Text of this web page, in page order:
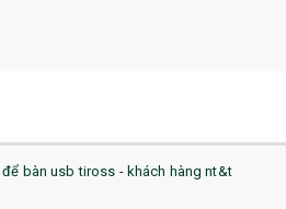
để bàn usb tiross - khách hàng nt&t